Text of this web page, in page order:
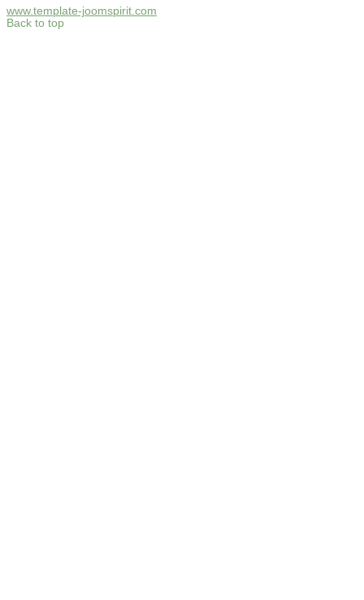
www.template-joomspirit.com
Back to top